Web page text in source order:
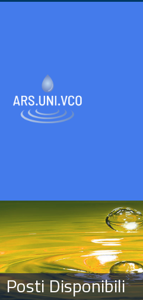
Posti Disponibili